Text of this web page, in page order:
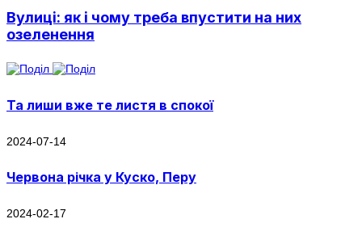
Вулиці: як і чому треба впустити на них
озеленення
Та лиши вже те листя в спокої
2024-07-14
Червона річка у Куско, Перу
2024-02-17